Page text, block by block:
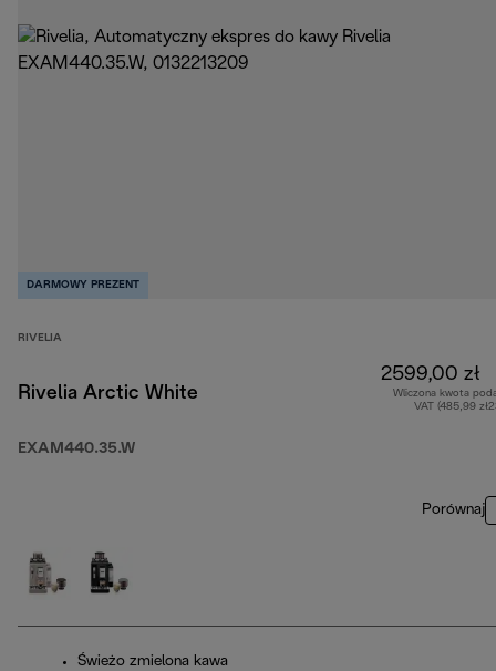
DARMOWY PREZENT
RIVELIA
Rivelia Arctic White
EXAM440.35.W
2599,00 zł
Wliczona kwota
VAT (485,99
Porównaj
Świeżo zmielona kawa